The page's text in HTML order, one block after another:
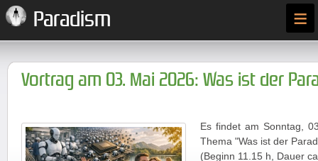
Paradism ≡
Vortrag am 03. Mai 2026: Was ist der
Es findet am Sonntag,
Thema "Was ist der
(Beginn 11.15 h, Dauer